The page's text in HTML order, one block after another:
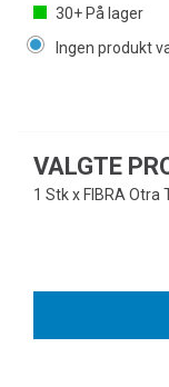
30+ På lager
Ingen produkt
VALGTE
1 Stk x FIBRA Otra